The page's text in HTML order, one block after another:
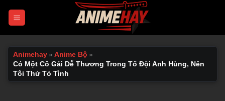
Animehay » Anime Bộ »
Có Một Cô Gái Dễ Thương Trong Tổ Đội Anh Hùng, Nên
Tôi Thử Tỏ Tình